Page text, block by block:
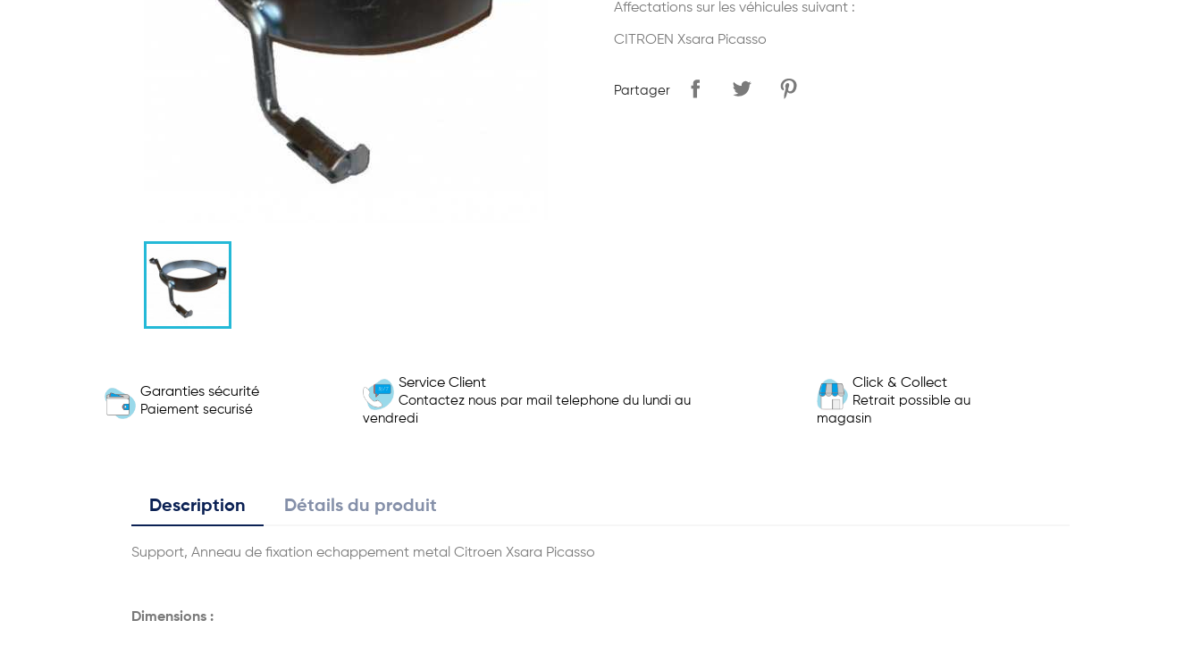
Affectations sur les véhicules suivant :
CITROEN Xsara Picasso
Partager
Garanties sécurité
Paiement securisé
Service Client
Contactez nous par mail telephone du lundi au
vendredi
Click & Collect
Retrait possible au
magasin
Description Détails du produit
Support, Anneau de fixation echappement metal Citroen Xsara Picasso
Dimensions :